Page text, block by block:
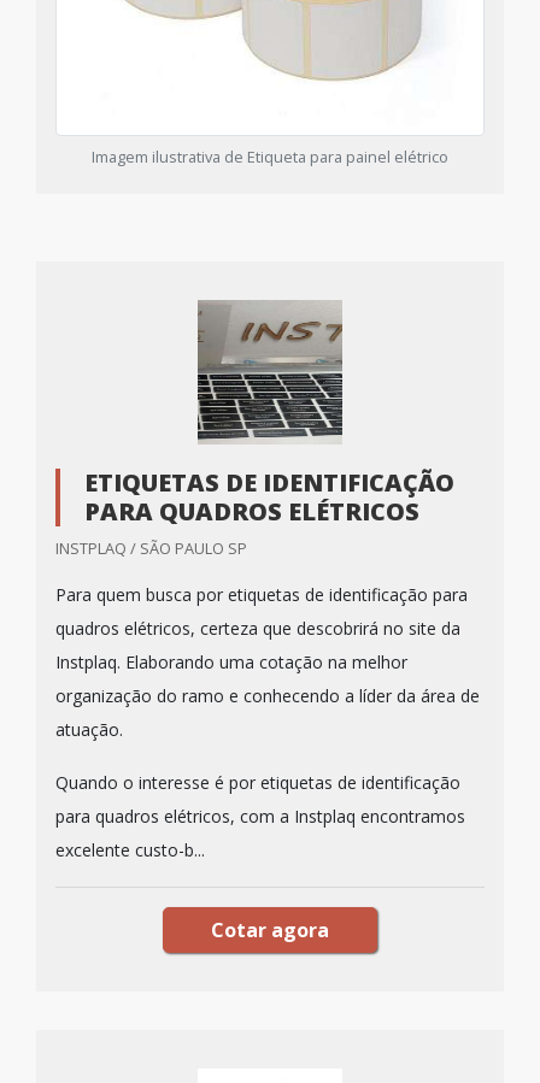
Imagem ilustrativa de Etiqueta para painel elétrico
ETIQUETAS DE IDENTIFICAÇÃO
PARA QUADROS ELÉTRICOS
INSTPLAQ / SÃO PAULO SP
Para quem busca por etiquetas de identificação para
quadros elétricos, certeza que descobrirá no site da
Instplaq. Elaborando uma cotação na melhor
organização do ramo e conhecendo a líder da área de
atuação.
Quando o interesse é por etiquetas de identificação
para quadros elétricos, com a Instplaq encontramos
excelente custo-b...
Cotar agora